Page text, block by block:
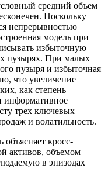
средний объем
Поскольку
непрерывностью
модель при
избыточную
пузырях. При малых
пузыря и избыточная
что увеличение
как степень
информативное
трех ключевых
и волатильность.
кросс-
активов, объемом
в эпизодах